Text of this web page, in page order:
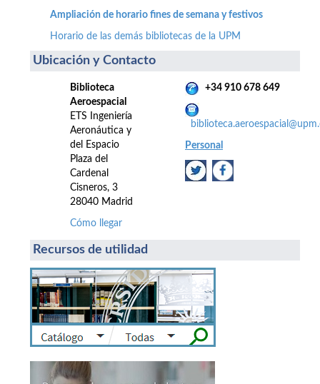
Ampliación de horario fines de semana y festivos
Horario de las demás bibliotecas de la UPM
Ubicación y Contacto
Biblioteca
Aeroespacial
ETS Ingeniería
Aeronáutica y
del Espacio
Plaza del
Cardenal
Cisneros, 3
28040 Madrid
Cómo llegar
+34 910 678 649
Personal
Recursos de utilidad